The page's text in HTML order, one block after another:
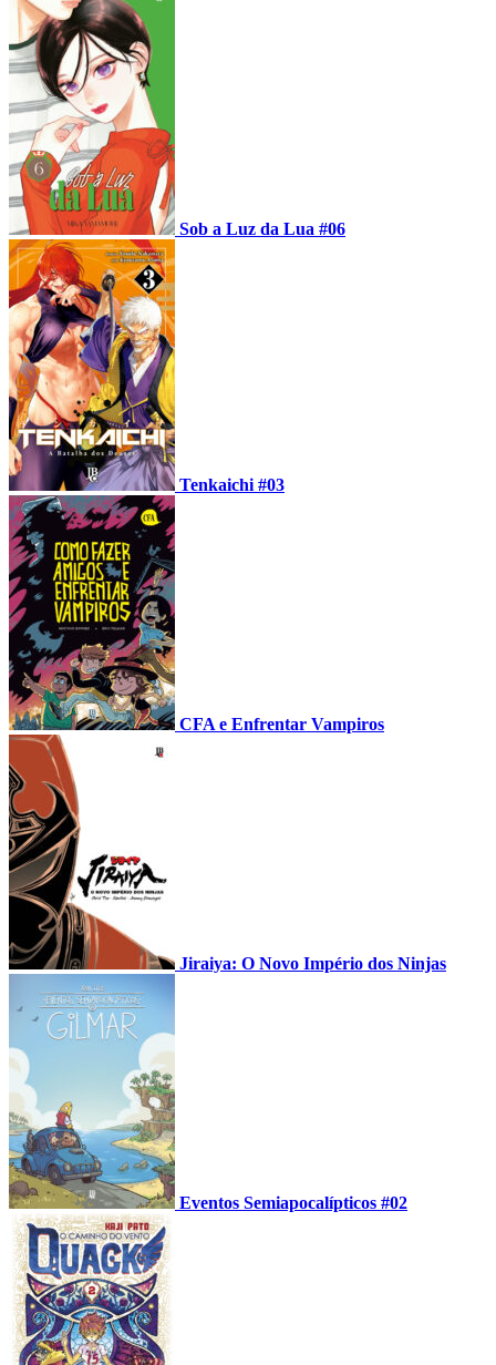
Sob a Luz da Lua #06
Tenkaichi #03
CFA e Enfrentar Vampiros
Jiraiya: O Novo Império dos Ninjas
Eventos Semiapocalípticos #02